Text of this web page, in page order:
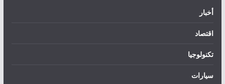
أخبار
اقتصاد
تكنولوجيا
سيارات